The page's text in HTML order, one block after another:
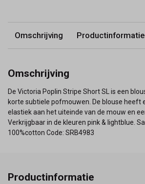
Omschrijving Productinformatie
Omschrijving
De Victoria Poplin Stripe Short SL is een
korte subtiele pofmouwen. De blouse heeft
elastiek aan het uiteinde van de mouw en
Verkrijgbaar in de kleuren pink & lightblue.
100%cotton Code: SRB4983
Productinformatie